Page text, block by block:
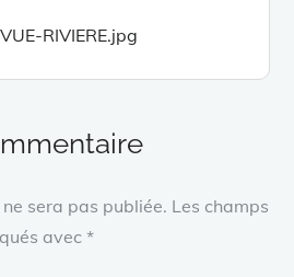
RIVIERE.jpg
sera pas publiée. Les champs
avec*